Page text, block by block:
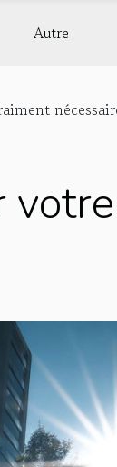
Autre